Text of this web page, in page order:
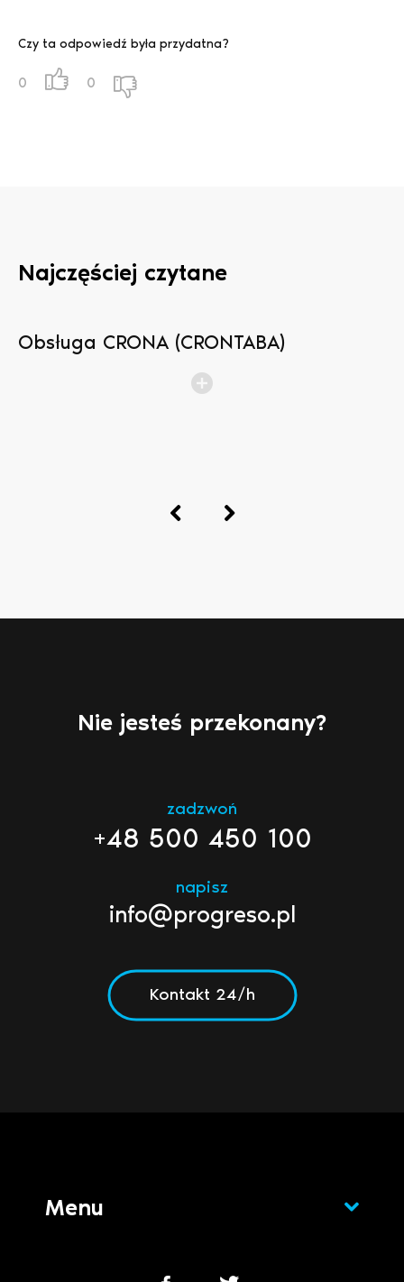
Czy ta odpowiedź była przydatna?
0 0
Najczęściej czytane
Obsługa CRONA (CRONTABA)
Nie jesteś przekonany?
zadzwoń
+48 500 450 100
napisz
info@progreso.pl
Kontakt 24/h
Menu